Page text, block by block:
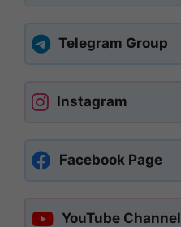
Telegram Group
Instagram
Facebook Page
YouTube Channel